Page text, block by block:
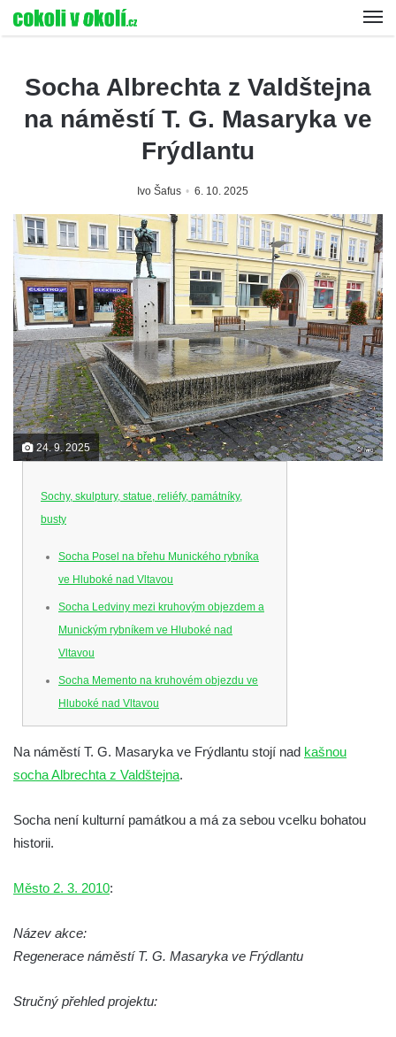
Socha Albrechta z Valdštejna
na náměstí T. G. Masaryka ve
Frýdlantu
Ivo Šafus 6. 10. 2025
24. 9. 2025
Sochy, skulptury, statue, reliéfy, památníky,
busty
Socha Posel na břehu Munického rybníka
ve Hluboké nad Vltavou
Socha Ledviny mezi kruhovým objezdem a
Munickým rybníkem ve Hluboké nad
Vltavou
Socha Memento na kruhovém objezdu ve
Hluboké nad Vltavou
Socha Chalikotérium v ZOO Hluboká
Socha Smilodon v ZOO Hluboká
Socha Veledaněk v ZOO Hluboká
Socha Koroun bezzubý v ZOO Hluboká
Socha Mamutí lebka v ZOO Hluboká
Socha Orel v ZOO Hluboká
Socha Přátelství v ZOO Hluboká
Na náměstí T. G. Masaryka ve Frýdlantu stojí nad kašnou
socha Albrechta z Valdštejna.
Socha není kulturní památkou a má za sebou vcelku bohatou
historii.
Město 2. 3. 2010:
Název akce:
Regenerace náměstí T. G. Masaryka ve Frýdlantu
Stručný přehled projektu: